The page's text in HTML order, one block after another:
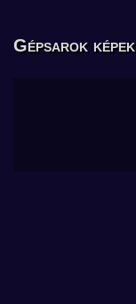
Gépsarok képek